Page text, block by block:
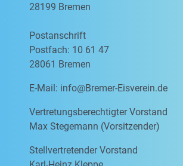
28199 Bremen
Postanschrift
Postfach: 10 61 47
28061 Bremen
E-Mail: info@Bremer-Eisverein.de
Vertretungsberechtigter Vorstand
Max Stegemann (Vorsitzender)
Stellvertretender Vorstand